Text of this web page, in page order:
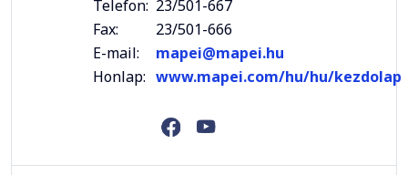
Telefon: 23/501-667
Fax:
23/501-666
E-mail:
mapei@mapei.hu
Honlap: www.mapei.com/hu/hu/kezdolap